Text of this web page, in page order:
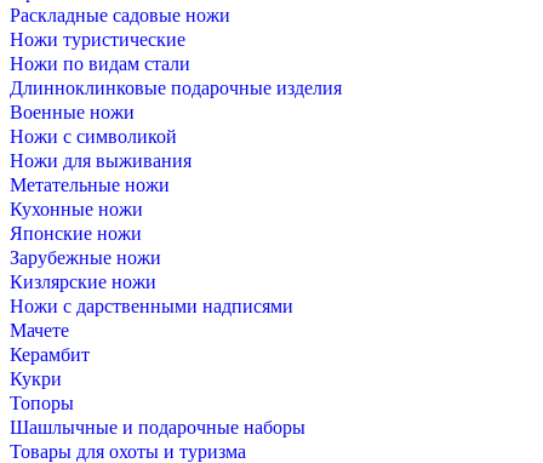
Раскладные садовые ножи
Ножи туристические
Ножи по видам стали
Длинноклинковые подарочные изделия
Военные ножи
Ножи с символикой
Ножи для выживания
Метательные ножи
Кухонные ножи
Японские ножи
Зарубежные ножи
Кизлярские ножи
Ножи с дарственными надписями
Мачете
Керамбит
Кукри
Топоры
Шашлычные и подарочные наборы
Товары для охоты и туризма